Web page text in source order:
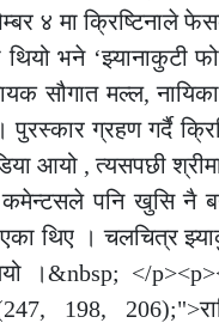
४ मा क्रिष्टिनाले
भने ‘झ्यानाकुटी
सौगात मल्ल,
ग्रहण गर्दै
आयो , त्यसपछी
पनि खुसि नै
थिए । चलचित्र
।&nbsp; </
198,